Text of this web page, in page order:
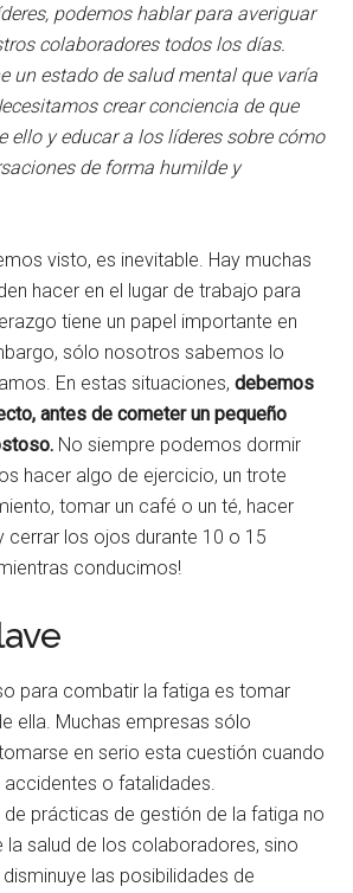
podemos hablar para averiguar
colaboradores todos los días.
un estado de salud mental que varía
crear conciencia de que
ello y educar a los líderes sobre cómo
de forma humilde y
visto, es inevitable. Hay muchas
hacer en el lugar de trabajo para
tiene un papel importante en
sólo nosotros sabemos lo
En estas situaciones,debemos
antes de cometer un pequeño
No siempre podemos dormir
hacer algo de ejercicio, un trote
tomar un café o un té, hacer
cerrar los ojos durante 10 o 15
conducimos!
para combatir la fatiga es tomar
ella. Muchas empresas sólo
en serio esta cuestión cuando
o fatalidades.
prácticas de gestión de la fatiga no
salud de los colaboradores, sino
las posibilidades de